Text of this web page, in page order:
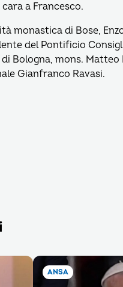
a Francesco.
monastica di Bose,
del Pontificio
di Bologna, mons.
Gianfranco Ravasi.
ANSA